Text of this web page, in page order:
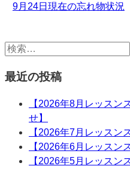
9月24日現在の忘れ物状況
最近の投稿
【2026年8月レッスン
せ】
【2026年7月レッスン
【2026年6月レッスン
【2026年5月レッスン